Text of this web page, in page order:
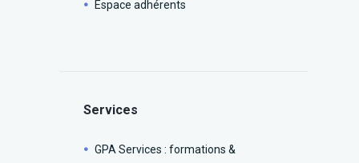
Espace adhérents
Services
GPA Services : formations &